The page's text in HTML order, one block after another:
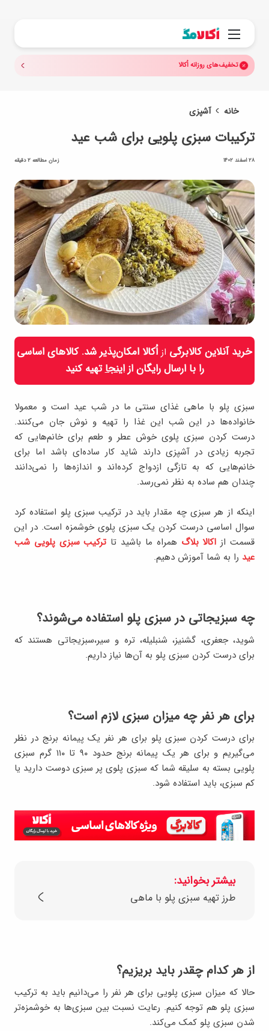
منو
تخفیف‌های روزانه اُکالا
خانه آشپزی
ترکیبات سبزی پلویی برای شب عید
28 اسفند 1402 زمان مطالعه 2 دقیقه
خرید آنلاین کالابرگی از اُکالا امکان‌پذیر شد. کالاهای اساسی
را با ارسال رایگان ازاینجاتهیه کنید
سبزی پلو با ماهی غذای سنتی ما در شب عید است و معمولا
خانواده‌ها در این شب این غذا را تهیه و نوش جان می‌کنند.
درست کردن سبزی پلوی خوش عطر و طعم برای خانم‌هایی که
تجربه زیادی در آشپزی دارند شاید کار ساده‌ای باشد اما برای
خانم‌هایی که به تازگی ازدواج کرده‌اند و اندازه‌ها را نمی‌دانند
چندان هم ساده به نظر نمی‌رسد.
اینکه از هر سبزی چه مقدار باید در ترکیب سبزی پلو استفاده کرد
سوال اساسی درست کردن یک سبزی پلوی خوشمزه است. در این
قسمت از اکالا بلاگ همراه ما باشید تا ترکیب سبزی پلویی شب
عید را به شما آموزش دهیم.
چه سبزیجاتی در سبزی پلو استفاده می‌شوند؟
شوید، جعفری، گشنیز، شنبلیله، تره و سیر،سبزیجاتی هستند که
برای درست کردن سبزی پلو به آن‌ها نیاز داریم.
برای هر نفر چه میزان سبزی لازم است؟
برای درست کردن سبزی پلو برای هر نفر یک پیمانه برنج در نظر
می‌گیریم و برای هر یک پیمانه برنج حدود ۹۰ تا ۱۱۰ گرم سبزی
پلویی بسته به سلیقه شما که سبزی پلوی پر سبزی دوست دارید یا
کم سبزی، باید استفاده شود.
بیشتر بخوانید:
طرز تهیه سبزی پلو با ماهی
از هر کدام چقدر باید بریزیم؟
حالا که میزان سبزی پلویی برای هر نفر را می‌دانیم باید به ترکیب
سبزی پلو هم توجه کنیم. رعایت نسبت بین سبزی‌ها به خوشمزه‌تر
شدن سبزی پلو کمک می‌کند.